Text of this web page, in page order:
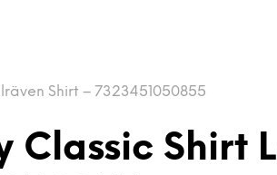
Shirt – 7323451050855
Shirt